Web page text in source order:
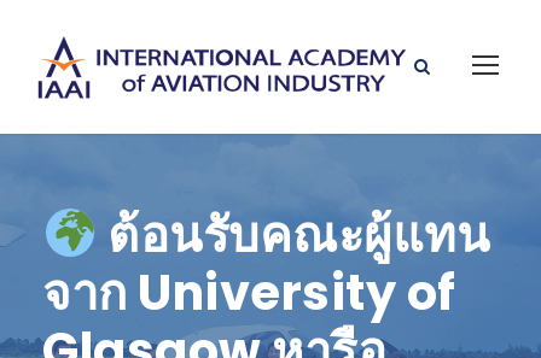
ต้อนรับคณะผู้แทน
จาก University of